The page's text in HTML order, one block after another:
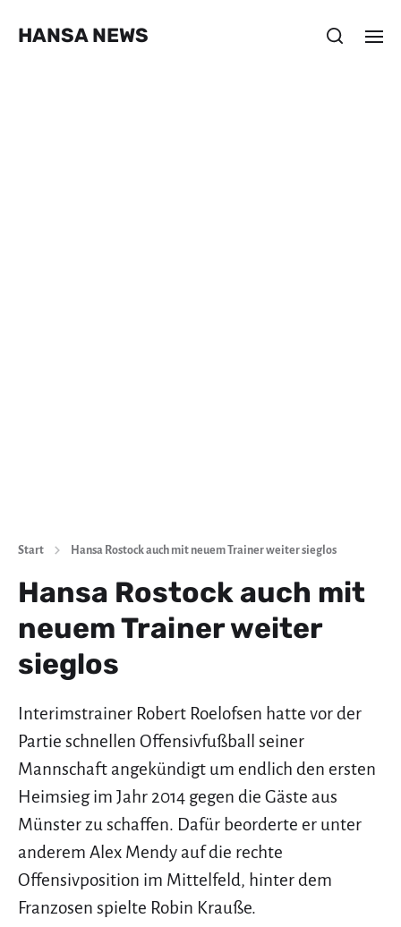
HANSA NEWS
Start Hansa Rostock auch mit neuem Trainer weiter sieglos
Hansa Rostock auch mit
neuem Trainer weiter
sieglos
Interimstrainer Robert Roelofsen hatte vor der
Partie schnellen Offensivfußball seiner
Mannschaft angekündigt um endlich den ersten
Heimsieg im Jahr 2014 gegen die Gäste aus
Münster zu schaffen. Dafür beorderte er unter
anderem Alex Mendy auf die rechte
Offensivposition im Mittelfeld, hinter dem
Franzosen spielte Robin Krauße.